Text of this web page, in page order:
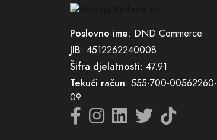
Poslovno ime: DND Commerce
JIB: 4512262240008
Šifra djelatnosti: 47.91
Tekući račun: 555-700-00562260-
09